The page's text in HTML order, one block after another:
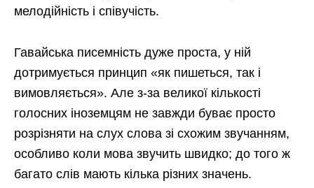
мелодійність і співучість.
Гавайська писемність дуже проста, у ній
дотримується принцип «як пишеться, так і
вимовляється». Але з-за великої кількості
голосних іноземцям не завжди буває просто
розрізняти на слух слова зі схожим звучанням,
особливо коли мова звучить швидко; до того ж
багато слів мають кілька різних значень.